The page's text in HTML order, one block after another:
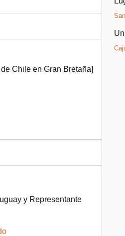
Chile en Gran Bretaña]
y Representante